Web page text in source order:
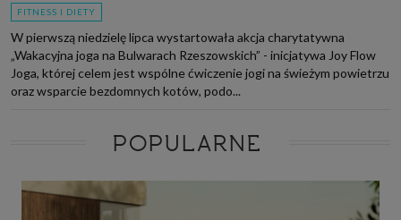
FITNESS I DIETY
W pierwszą niedzielę lipca wystartowała akcja charytatywna
„Wakacyjna joga na Bulwarach Rzeszowskich” - inicjatywa Joy Flow
Joga, której celem jest wspólne ćwiczenie jogi na świeżym powietrzu
oraz wsparcie bezdomnych kotów, podo...
POPULARNE